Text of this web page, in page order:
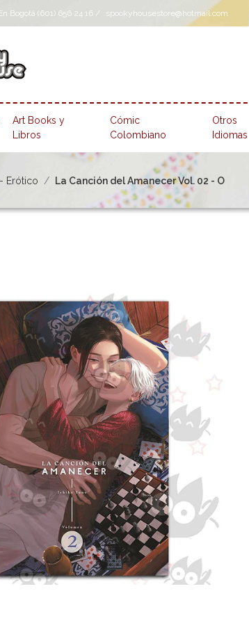
Bogotá (601) 656 24 16 / spookyhousestore@hotmail.com
Art Books y
Libros
Cómic
Colombiano
Otros
Idiomas
- Erótico La Canción del Amanecer Vol. 02 - O